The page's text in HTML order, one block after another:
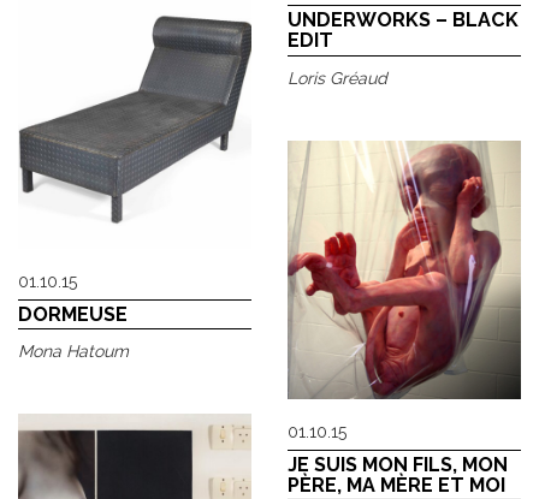
UNDERWORKS – BLACK
EDIT
Loris Gréaud
01.10.15
DORMEUSE
Mona Hatoum
01.10.15
JE SUIS MON FILS, MON
PÈRE, MA MÈRE ET MOI